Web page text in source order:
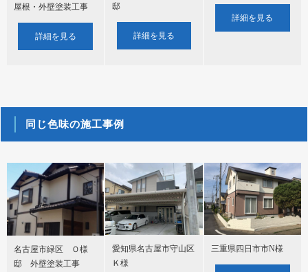
屋根・外壁塗装工事
詳細を見る
邸
詳細を見る
詳細を見る
同じ色味の施工事例
名古屋市緑区 Ｏ様
邸 外壁塗装工事
愛知県名古屋市守山区
Ｋ様
三重県四日市市N様